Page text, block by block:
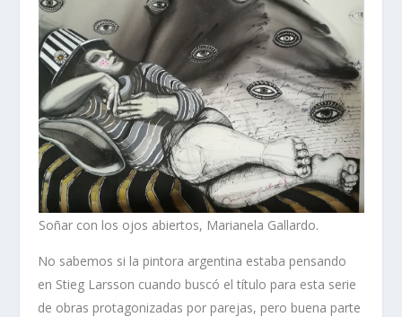
Soñar con los ojos abiertos, Marianela Gallardo.
No sabemos si la pintora argentina estaba pensando
en Stieg Larsson cuando buscó el título para esta serie
de obras protagonizadas por parejas, pero buena parte